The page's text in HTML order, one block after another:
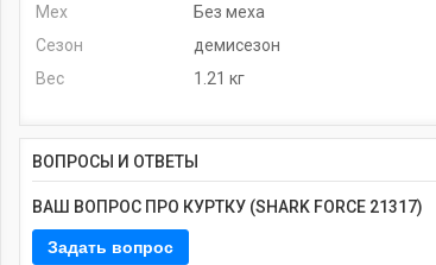
Мех
Без меха
Сезон
демисезон
Вес
1.21 кг
ВОПРОСЫ И ОТВЕТЫ
ВАШ ВОПРОС ПРО КУРТКУ (SHARK FORCE 21317)